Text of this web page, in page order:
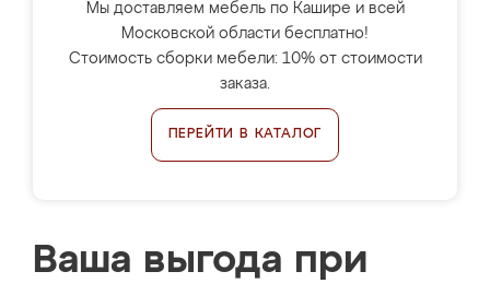
Мы доставляем мебель по Кашире и всей
Московской области бесплатно!
Стоимость сборки мебели: 10% от стоимости
заказа.
ПЕРЕЙТИ В КАТАЛОГ
Ваша выгода при